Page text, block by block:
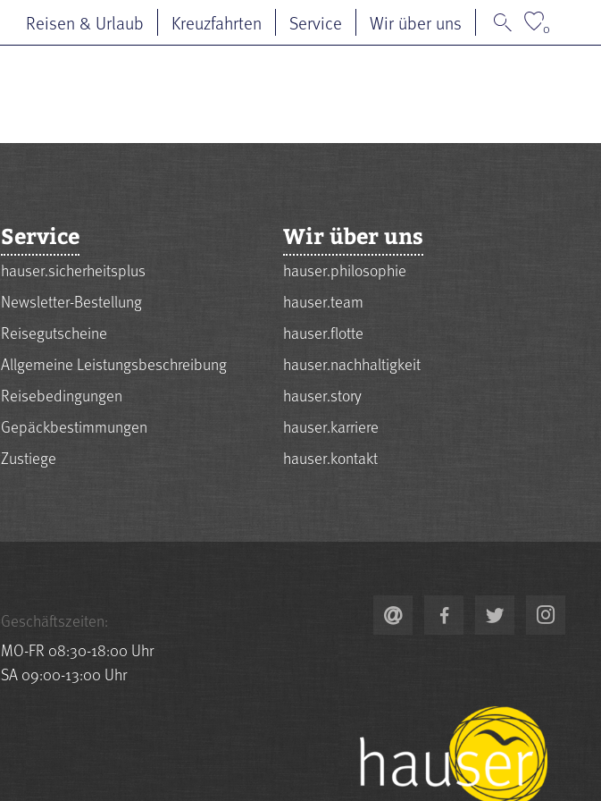
Reisen & Urlaub Kreuzfahrten Service Wir über uns 0
Service
hauser.sicherheitsplus
Newsletter-Bestellung
Reisegutscheine
Allgemeine Leistungsbeschreibung
Reisebedingungen
Gepäckbestimmungen
Zustiege
Wir über uns
hauser.philosophie
hauser.team
hauser.flotte
hauser.nachhaltigkeit
hauser.story
hauser.karriere
hauser.kontakt
Geschäftszeiten:
MO-FR 08:30-18:00 Uhr
SA 09:00-13:00 Uhr